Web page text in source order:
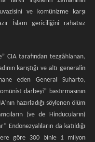
ve komünizme karşı
İslam gericiliğini rahatsız
CIA tarafından tezgâhlanan,
karıştığı ve altı generalin
eden General Suharto,
darbeyi” bastırmasının
hazırladığı söylenen ölüm
(ve de Hinducuların)
da katıldığı
göre 300 binle 1 milyon